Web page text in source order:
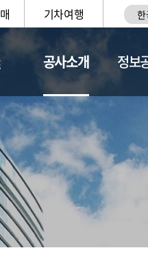
기차여행
공사소개
일반현황
정보